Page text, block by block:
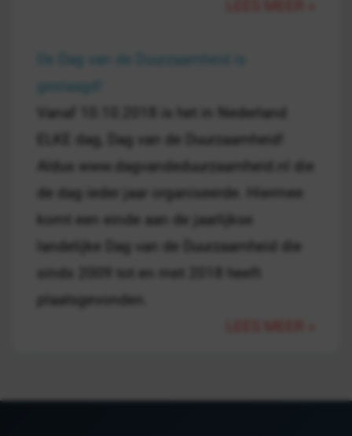
De Dag van de Duurzaamheid is
geslaagd!
Vanaf 10.10.2018 is het in Nederland
ELKE dag, Dag van de Duurzaamheid!
Aldus www.dagvandeduurzaamheid.nl die
de dag ieder jaar organiseerde. Hiermee
komt een einde aan de jaarlijkse
landelijke Dag van de Duurzaamheid die
sinds 2009 tot en met 2018 heeft
plaatsgevonden.